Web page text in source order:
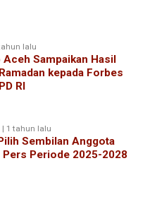
lalu
Aceh Sampaikan Hasil
kepada Forbes
RI
| 1 tahun lalu
Sembilan Anggota
Pers Periode 2025-2028